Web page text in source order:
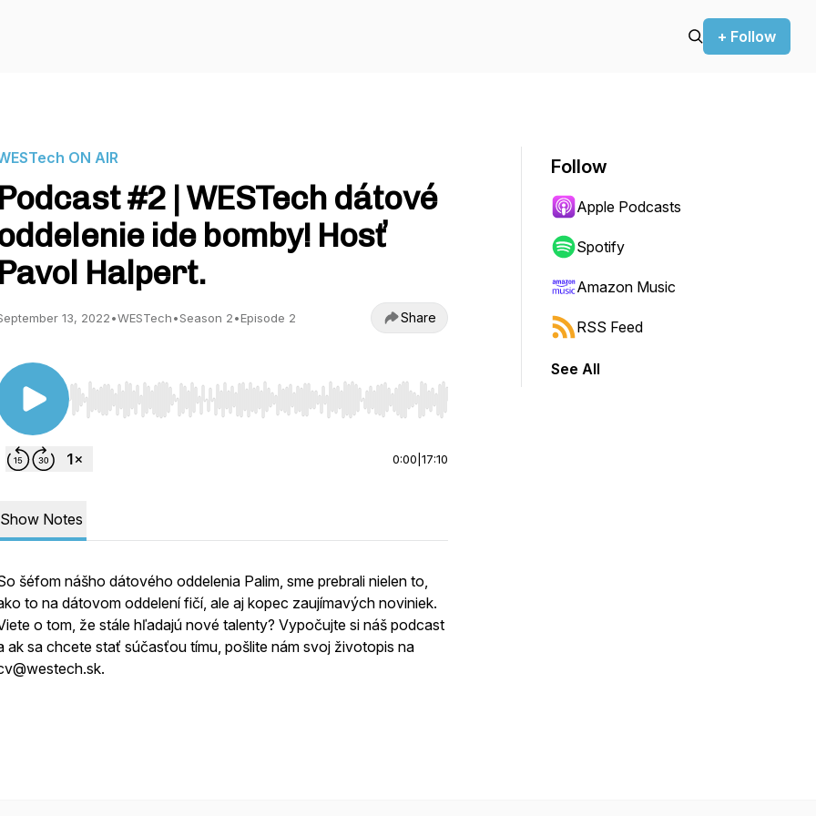
+ Follow
ON AIR
Podcast #2 | WESTech dátové
ide bomby! Hosť
Pavol Halpert.
13, 2022•WESTech•Season 2•Episode 2 Share
Use Left/Right to seek, Home/End to jump to start or end. Hold shift to jump forward or backward.
0:00 17:10
Show Notes
šéfom nášho dátového oddelenia Palim, sme prebrali nielen to,
to na dátovom oddelení fičí, ale aj kopec zaujímavých noviniek.
o tom, že stále hľadajú nové talenty? Vypočujte si náš podcast
ak sa chcete stať súčasťou tímu, pošlite nám svoj životopis na
Follow
Apple Podcasts
Spotify
Amazon Music
RSS Feed
See All